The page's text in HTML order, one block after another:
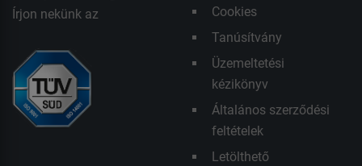
Írjon nekünk az
Cookies
Tanúsítvány
Üzemeltetési
kézikönyv
Általános szerződési
feltételek
Letölthető